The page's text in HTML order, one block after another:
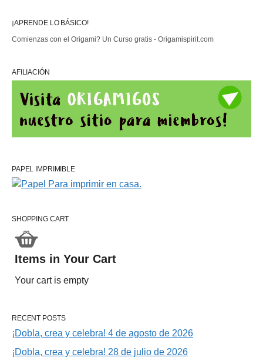
¡APRENDE LO BÁSICO!
Comienzas con el Origami? Un Curso gratis - Origamispirit.com
AFILIACIÓN
PAPEL IMPRIMIBLE
SHOPPING CART
Items in Your Cart
Your cart is empty
RECENT POSTS
¡Dobla, crea y celebra! 4 de agosto de 2026
¡Dobla, crea y celebra! 28 de julio de 2026